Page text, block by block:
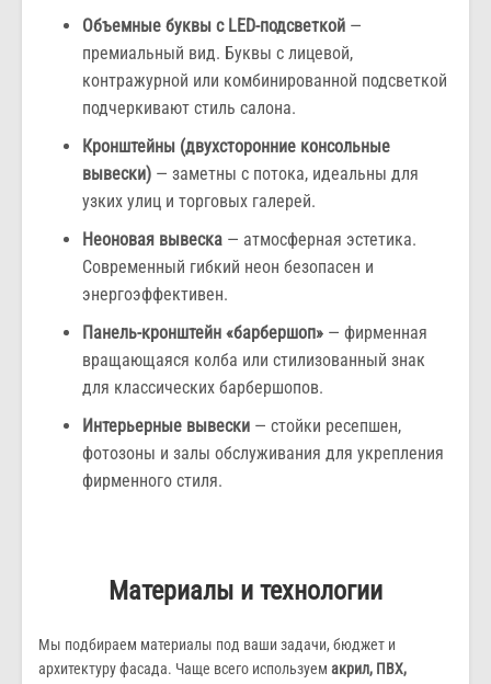
Объемные буквы с LED-подсветкой —
премиальный вид. Буквы с лицевой,
контражурной или комбинированной подсветкой
подчеркивают стиль салона.
Кронштейны (двухсторонние консольные
вывески) — заметны с потока, идеальны для
узких улиц и торговых галерей.
Неоновая вывеска — атмосферная эстетика.
Современный гибкий неон безопасен и
энергоэффективен.
Панель-кронштейн «барбершоп» — фирменная
вращающаяся колба или стилизованный знак
для классических барбершопов.
Интерьерные вывески — стойки ресепшен,
фотозоны и залы обслуживания для укрепления
фирменного стиля.
Материалы и технологии
Мы подбираем материалы под ваши задачи, бюджет и
архитектуру фасада. Чаще всего используем акрил, ПВХ,